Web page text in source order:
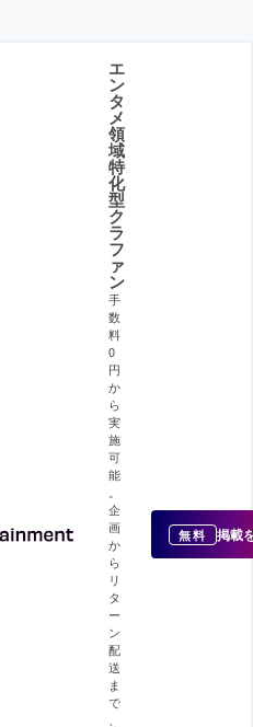
エ
ン
タ
メ
領
域
特
化
型
ク
ラ
フ
ァ
ン
手
数
料
0
円
か
ら
実
施
可
能
企
画
か
ら
リ
タ
ー
ン
配
送
ま
で
無料 掲載